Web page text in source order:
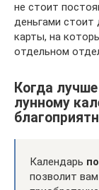
не стоит
деньгами стоит
карты, на
отдельном
Когда
лунному
Календарь
позволит